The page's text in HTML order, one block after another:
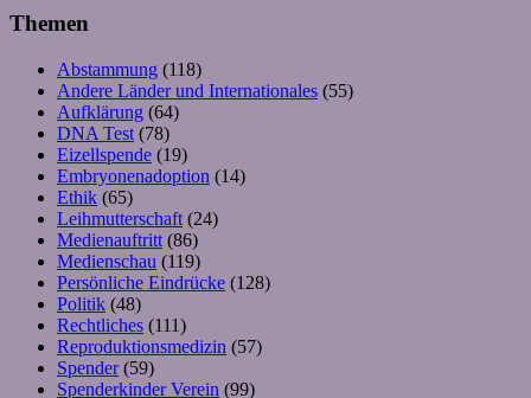
Themen
Abstammung (118)
Andere Länder und Internationales (55)
Aufklärung (64)
DNA Test (78)
Eizellspende (19)
Embryonenadoption (14)
Ethik (65)
Leihmutterschaft (24)
Medienauftritt (86)
Medienschau (119)
Persönliche Eindrücke (128)
Politik (48)
Rechtliches (111)
Reproduktionsmedizin (57)
Spender(59)
Spenderkinder Verein (99)